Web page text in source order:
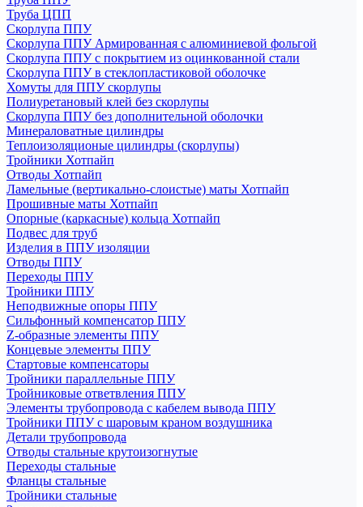
Труба ЦПП
Скорлупа ППУ
Скорлупа ППУ Армированная с алюминиевой фольгой
Скорлупа ППУ с покрытием из оцинкованной стали
Скорлупа ППУ в стеклопластиковой оболочке
Хомуты для ППУ скорлупы
Полиуретановый клей без скорлупы
Скорлупа ППУ без дополнительной оболочки
Минераловатные цилиндры
Теплоизоляционые цилиндры (скорлупы)
Тройники Хотпайп
Отводы Хотпайп
Ламельные (вертикально-слоистые) маты Хотпайп
Прошивные маты Хотпайп
Опорные (каркасные) кольца Хотпайп
Подвес для труб
Изделия в ППУ изоляции
Отводы ППУ
Переходы ППУ
Тройники ППУ
Неподвижные опоры ППУ
Cильфонный компенсатор ППУ
Z-образные элементы ППУ
Концевые элементы ППУ
Стартовые компенсаторы
Тройники параллельные ППУ
Тройниковые ответвления ППУ
Элементы трубопровода с кабелем вывода ППУ
Тройники ППУ с шаровым краном воздушника
Детали трубопровода
Отводы стальные крутоизогнутые
Переходы стальные
Фланцы стальные
Тройники стальные